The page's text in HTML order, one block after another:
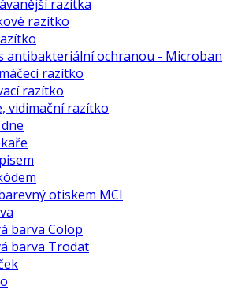
razítka
razítko
antibakteriální ochranou - Microban
razítko
razítko
vidimační razítko
otiskem MCI
barva Colop
barva Trodat